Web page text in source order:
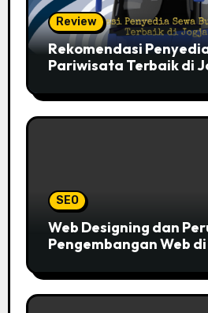
Review
Rekomendasi
Pariwisata Terbaik di
SEO
Web Designing dan
Pengembangan Web